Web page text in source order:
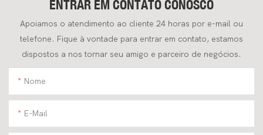
ENTRAR EM CONTATO CONOSCO
Apoiamos o atendimento ao cliente 24 horas por e-mail ou
telefone. Fique à vontade para entrar em contato, estamos
dispostos a nos tornar seu amigo e parceiro de negócios.
Nome
E-Mail